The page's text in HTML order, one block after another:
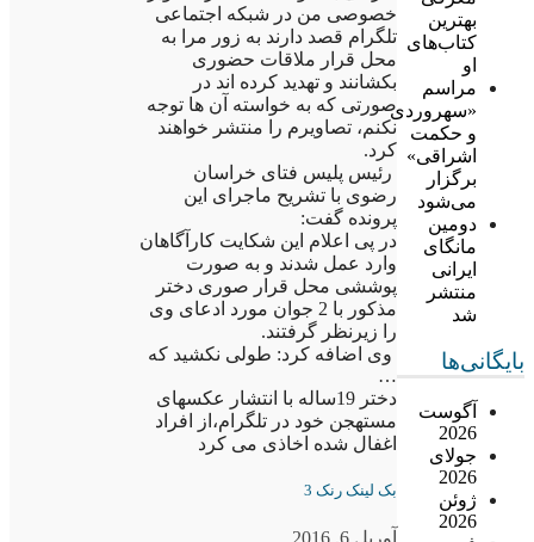
بهترین
کتاب‌های
او
مراسم
«سهروردی
و حکمت
اشراقی»
برگزار
می‌شود
دومین
مانگای
ایرانی
منتشر
شد
بایگانی‌ها
آگوست
2026
جولای
2026
ژوئن
2026
خصوصی من در شبکه اجتماعی
تلگرام قصد دارند به زور مرا به
محل قرار ملاقات حضوری
بکشانند و تهدید کرده اند در
صورتی که به خواسته آن ها توجه
نکنم، تصاویرم را منتشر خواهند
کرد.
رئیس پلیس فتای خراسان
رضوی با تشریح ماجرای این
پرونده گفت:
در پی اعلام این شکایت کارآگاهان
وارد عمل شدند و به صورت
پوششی محل قرار صوری دختر
مذکور با 2 جوان مورد ادعای وی
را زیرنظر گرفتند.
وی اضافه کرد: طولی نکشید که
…
دختر 19ساله با انتشار عکسهای
مستهجن خود در تلگرام،از افراد
اغفال شده اخاذی می کرد
بک لینک رنک 3
آوریل 6, 2016